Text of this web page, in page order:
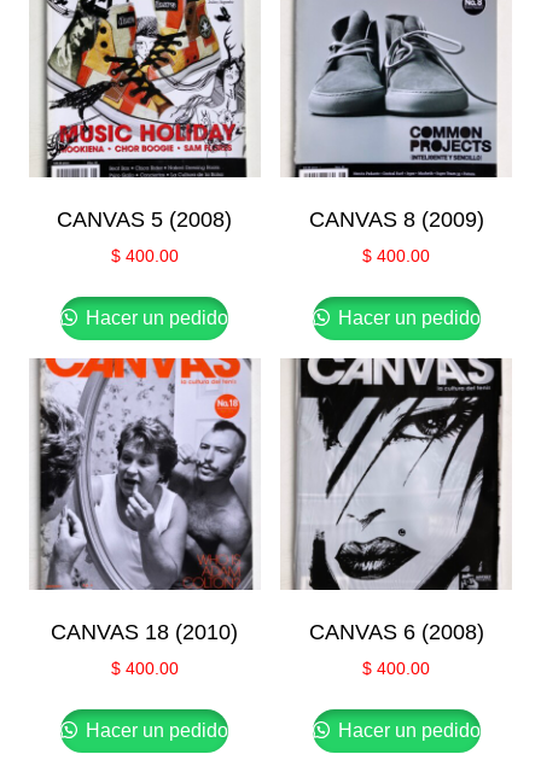
CANVAS 5 (2008)
$400.00
Hacer un pedido
CANVAS 8 (2009)
$ 400.00
Hacer un pedido
CANVAS 18 (2010)
$400.00
Hacer un pedido
CANVAS 6 (2008)
$ 400.00
Hacer un pedido